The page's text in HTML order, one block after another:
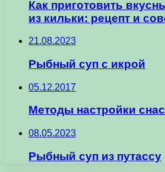
Как приготовить
из кильки: рецепт и
21.08.2023
Рыбный суп с икрой
05.12.2017
Методы настройки
08.05.2023
Рыбный суп из путассу